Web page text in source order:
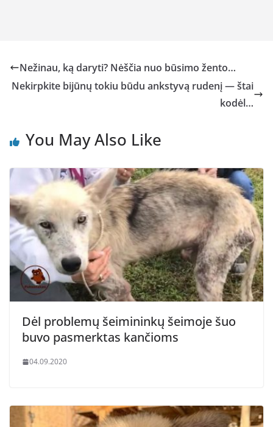
Nežinau, ką daryti? Nėščia nuo būsimo žento…
Nekirpkite bijūnų tokiu būdu ankstyvą rudenį — štai
kodėl…
You May Also Like
Dėl problemų šeimininkų šeimoje šuo
buvo pasmerktas kančioms
04.09.2020